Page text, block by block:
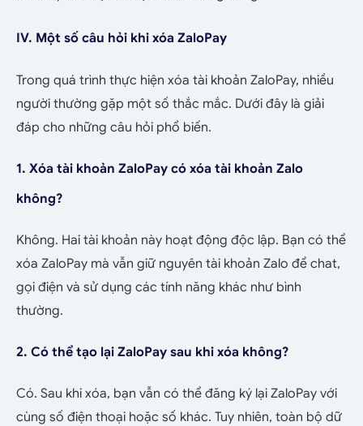
IV. Một số câu hỏi khi xóa ZaloPay
Trong quá trình thực hiện xóa tài khoản ZaloPay, nhiều
người thường gặp một số thắc mắc. Dưới đây là giải
đáp cho những câu hỏi phổ biến.
1. Xóa tài khoản ZaloPay có xóa tài khoản Zalo
không?
Không. Hai tài khoản này hoạt động độc lập. Bạn có thể
xóa ZaloPay mà vẫn giữ nguyên tài khoản Zalo để chat,
gọi điện và sử dụng các tính năng khác như bình
thường.
2. Có thể tạo lại ZaloPay sau khi xóa không?
Có. Sau khi xóa, bạn vẫn có thể đăng ký lại ZaloPay với
cùng số điện thoại hoặc số khác. Tuy nhiên, toàn bộ dữ